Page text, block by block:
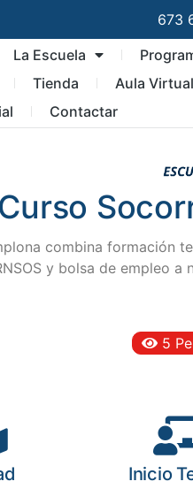
673
La Escuela
Tienda Aula Virtual
Contactar
Curso
combina formación
y bolsa de empleo
5
Inicio